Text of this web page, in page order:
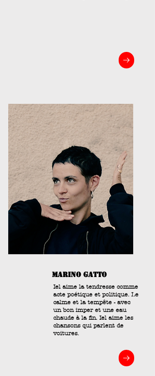
marino gatto
Iel aime la tendresse comme
acte poétique et politique. Le
calme et la tempête - avec
un bon imper et une eau
chaude à la fin. Iel aime les
chansons qui parlent de
voitures.